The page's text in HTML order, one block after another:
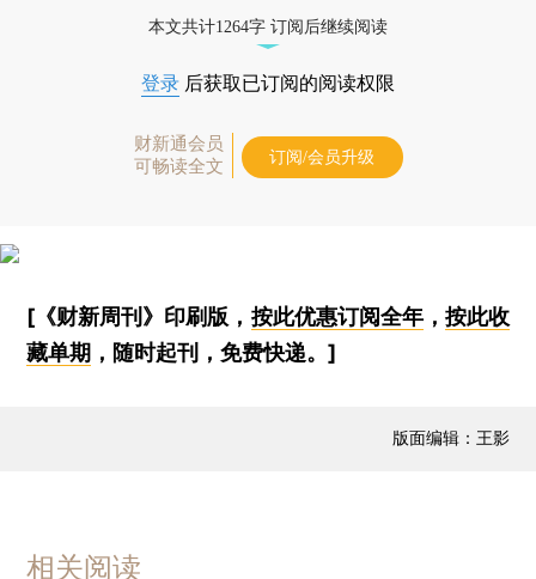
本文共计1264字 订阅后继续阅读
登录 后获取已订阅的阅读权限
财新通会员
可畅读全文
订阅/会员升级
[《财新周刊》印刷版， 按此优惠订阅全年， 按此收
藏单期 ，随时起刊，免费快递。]
版面编辑：王影
相关阅读